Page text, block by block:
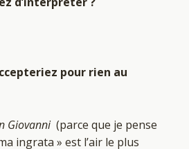
pour rien au
Giovanni(parce que je pense
ingrata » est l’air le plus